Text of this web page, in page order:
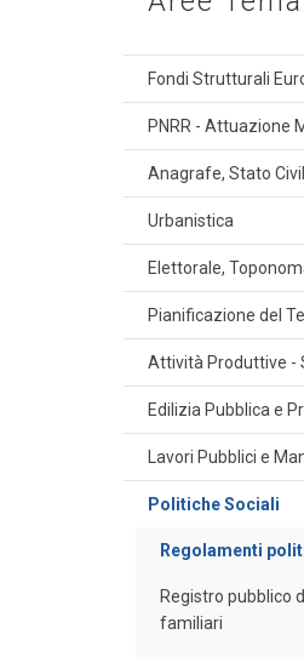
Fondi Strutturali
PNRR - Attuazione
Anagrafe, Stato
Urbanistica
Elettorale,
Pianificazione del
Attività Produttive -
Edilizia Pubblica e
Lavori Pubblici e
Politiche Sociali
Regolamenti
Registro pubblico
familiari